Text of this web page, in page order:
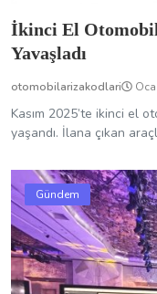
İkinci El Otomobil
Yavaşladı
otomobilarizakodlari
Kasım 2025’te ikinci el
yaşandı. İlana çıkan
Gündem